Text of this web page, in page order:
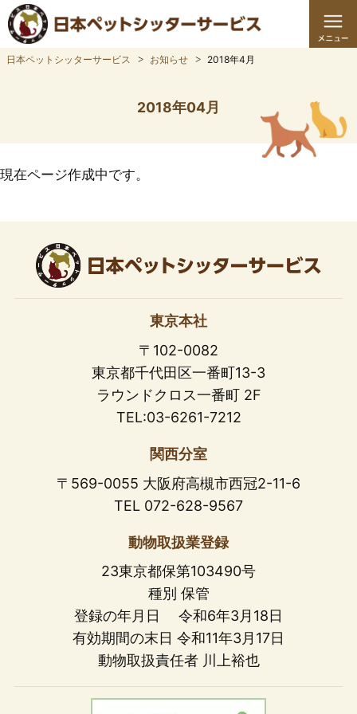
日本ペットシッターサービス お知らせ 2018年4月
2018年04月
現在ページ作成中です。
東京本社
〒102-0082
東京都千代田区一番町13-3
ラウンドクロス一番町 2F
TEL:03-6261-7212
関西分室
〒569-0055 大阪府高槻市西冠2-11-6
TEL 072-628-9567
動物取扱業登録
23東京都保第103490号
種別 保管
登録の年月日 令和6年3月18日
有効期間の末日 令和11年3月17日
動物取扱責任者 川上裕也